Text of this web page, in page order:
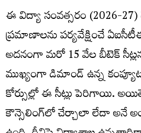
ఈ విద్యా సంవత్సరం (2026-
ప్రమాణాలను పర్యవేక్షించే
అదనంగా మరో 15 వేల బీటెక్‌
ముఖ్యంగా డిమాండ్ ఉన్న
కోర్సుల్లో ఈ సీట్లు పెరిగాయి.
కౌన్సెలింగ్‌లో చేర్చాలా లేదా అనే